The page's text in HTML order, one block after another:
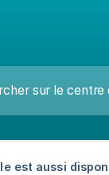
est aussi